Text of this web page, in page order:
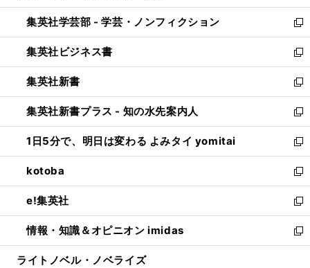
開
く
ウ
で
開
く
ン
ド
ウ
で
開
く
ウ
ィ
ン
ド
ウ
で
開
く
集英社学芸部 - 学芸・ノンフィクション
新
し
い
ウ
ィ
ン
ド
ウ
で
開
く
集英社ビジネス書
新
し
い
ウ
ィ
ン
ド
ウ
で
開
く
集英社新書
新
し
い
ウ
ィ
ン
ド
ウ
で
開
く
集英社新書プラス - 知の水先案内人
新
し
い
ウ
ィ
ン
ド
ウ
で
開
1日5分で、明日は変わる よみタイ yomitai
新
し
い
ウ
ィ
ン
ド
ウ
kotoba
新
し
い
ウ
ィ
ン
e!集英社
新
し
い
ウ
情報・知識＆オピニオン imidas
新
し
ライトノベル・ノベライズ